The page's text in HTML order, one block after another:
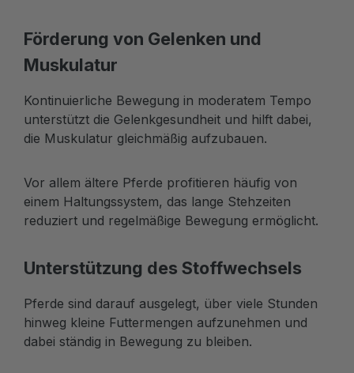
Förderung von Gelenken und
Muskulatur
Kontinuierliche Bewegung in moderatem Tempo
unterstützt die Gelenkgesundheit und hilft dabei,
die Muskulatur gleichmäßig aufzubauen.
Vor allem ältere Pferde profitieren häufig von
einem Haltungssystem, das lange Stehzeiten
reduziert und regelmäßige Bewegung ermöglicht.
Unterstützung des Stoffwechsels
Pferde sind darauf ausgelegt, über viele Stunden
hinweg kleine Futtermengen aufzunehmen und
dabei ständig in Bewegung zu bleiben.